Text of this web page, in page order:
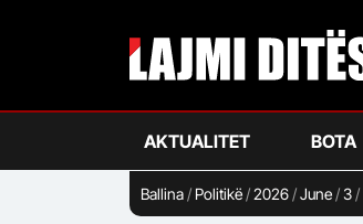
AKTUALITET BOTA
Ballina/ Politikë/2026/June/3/